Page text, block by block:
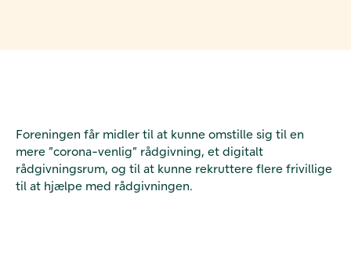
Foreningen får midler til at kunne omstille sig til en
mere ”corona-venlig” rådgivning, et digitalt
rådgivningsrum, og til at kunne rekruttere flere frivillige
til at hjælpe med rådgivningen.